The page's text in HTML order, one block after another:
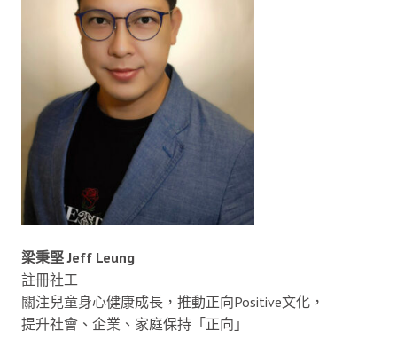
梁秉堅 Jeff Leung
註冊社工
關注兒童身心健康成長，推動正向Positive文化，
提升社會、企業、家庭保持「正向」